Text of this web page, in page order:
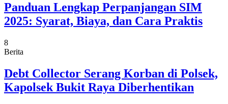
Panduan Lengkap Perpanjangan SIM
2025: Syarat, Biaya, dan Cara Praktis
8
Berita
Debt Collector Serang Korban di Polsek,
Kapolsek Bukit Raya Diberhentikan